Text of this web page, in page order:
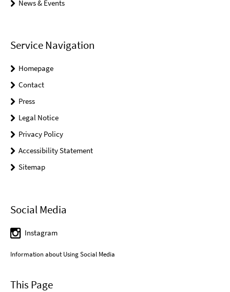
News & Events
Service Navigation
Homepage
Contact
Press
Legal Notice
Privacy Policy
Accessibility Statement
Sitemap
Social Media
Instagram
Information about Using Social Media
This Page